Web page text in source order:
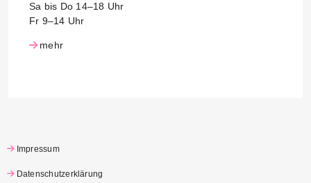
Sa bis Do 14–18 Uhr
Fr 9–14 Uhr
mehr
Impressum
Datenschutzerklärung